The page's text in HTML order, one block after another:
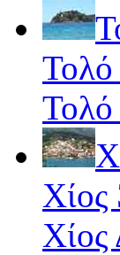
Τολό
Τολό
Χίος
Χίος